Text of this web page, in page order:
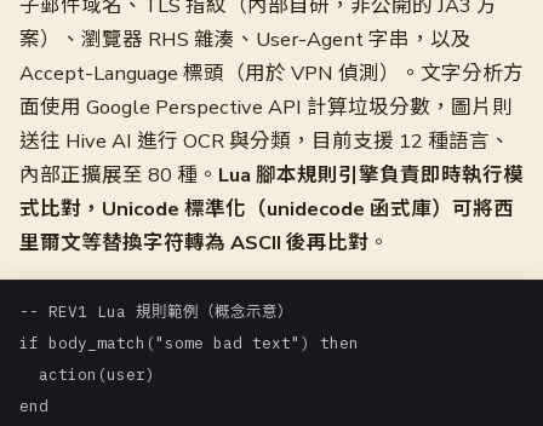
案）、瀏覽器 RHS 雜湊、User-Agent 字串，以及
Accept-Language 標頭（用於 VPN 偵測）。文字分析方
面使用 Google Perspective API 計算垃圾分數，圖片則
送往 Hive AI 進行 OCR 與分類，目前支援 12 種語言、
內部正擴展至 80 種。 Lua 腳本規則引擎負責即時執行模
式比對，Unicode 標準化（unidecode 函式庫）可將西
里爾文等替換字符轉為 ASCII 後再比對 。
-- REV1 Lua 規則範例（概念示意）
if body_match("some bad text") then
  action(user)
end